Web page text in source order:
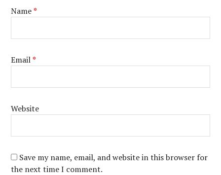
Name*
Email*
Website
Save my name, email, and website in this browser for
the next time I comment.